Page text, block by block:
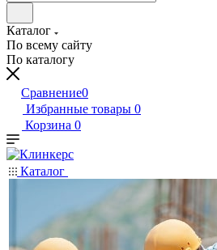
Каталог
По всему сайту
По каталогу
Сравнение0
Избранные товары 0
Корзина 0
Каталог